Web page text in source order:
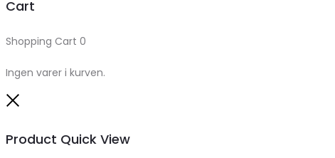
Cart
Shopping Cart 0
Ingen varer i kurven.
Product Quick View